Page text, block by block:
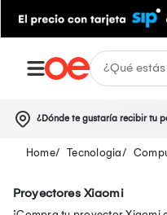
¿Dónde te gustaría recibir tu
Tecnologia
Proyectores Xiaomi